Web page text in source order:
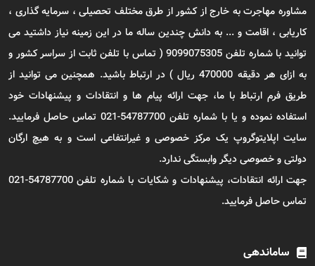
مشاوره مهاجرت به خارج از کشور از طرق مختلف تحصیلی ، سرمایه گذاری ،
کاریابی ، اقامت و ... به دانش چندین ساله ما در این زمینه نیاز داشتید می
توانید با شماره تلفن 9099075305 ( تماس با تلفن ثابت از سراسر کشور و
به ازای هر دقیقه 470000 ریال ) در ارتباط باشید. همچنین می توانید از
طریق فرم ارتباط با ما، جهت ارائه پیام ها و انتقادات و پیشنهادات خود
استفاده نموده و یا با شماره تلفن 54787700-021 تماس حاصل فرمایید.
سایت اپلایتوگروپ یک مرکز خصوصی و غیرانتفاعی است و به هیچ ارگان
دولتی و خصوصی دیگر وابستگی ندارد.
جهت ارائه انتقادات، پیشنهادات و شکایات با شماره تلفن 54787700-021
تماس حاصل فرمایید.
ساماندهی